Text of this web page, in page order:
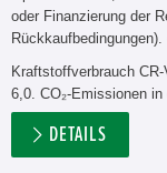
oder Finanzierung der
Kraftstoffverbrauch
6,0. CO₂-Emissionen
DETAILS